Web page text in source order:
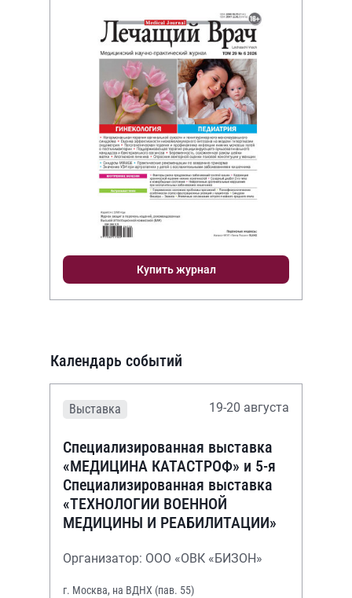
Купить журнал
Календарь событий
Выставка 19-20 августа
Специализированная выставка
«МЕДИЦИНА КАТАСТРОФ» и 5-я
Специализированная выставка
«ТЕХНОЛОГИИ ВОЕННОЙ
МЕДИЦИНЫ И РЕАБИЛИТАЦИИ»
Организатор: ООО «ОВК «БИЗОН»
г. Москва, на ВДНХ (пав. 55)